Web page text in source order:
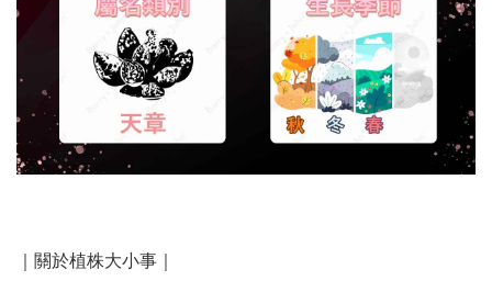
｜關於植株大小事｜